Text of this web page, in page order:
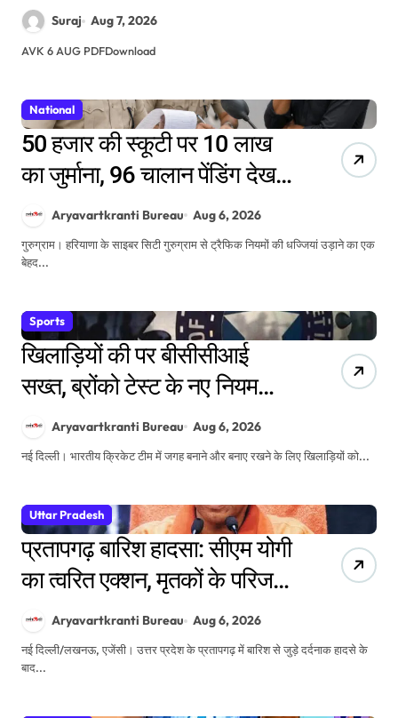
Suraj Aug 7, 2026
AVK 6 AUG PDFDownload
National
50 हजार की स्कूटी पर 10 लाख
का जुर्माना, 96 चालान पेंडिंग देख
पुलिस के भी उड़े होश
Aryavartkranti Bureau Aug 6, 2026
गुरुग्राम। हरियाणा के साइबर सिटी गुरुग्राम से ट्रैफिक नियमों की धज्जियां उड़ाने का एक
बेहद...
Sports
खिलाड़ियों की पर बीसीसीआई
सख्त, ब्रोंको टेस्ट के नए नियम
लागू; पास करना अब होगा और
मुश्किल
Aryavartkranti Bureau Aug 6, 2026
नई दिल्ली। भारतीय क्रिकेट टीम में जगह बनाने और बनाए रखने के लिए खिलाड़ियों को...
Uttar Pradesh
प्रतापगढ़ बारिश हादसा: सीएम योगी
का त्वरित एक्शन, मृतकों के परिजनों
को ₹4-4 लाख की सहायता, घायलों
के बेहतर इलाज के निर्देश
Aryavartkranti Bureau Aug 6, 2026
नई दिल्ली/लखनऊ, एजेंसी। उत्तर प्रदेश के प्रतापगढ़ में बारिश से जुड़े दर्दनाक हादसे के
बाद...